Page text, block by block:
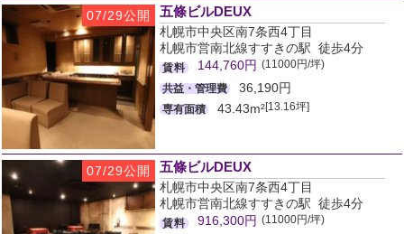
07/29公開 五條ビルDEUX
札幌市中央区南7条西4丁目
札幌市営南北線すすきの駅 徒歩4分
賃料 144,760円 (11000円/坪)
共益・管理費
36,190円
専有面積 43.43m²[13.16坪]
07/29公開 五條ビルDEUX
札幌市中央区南7条西4丁目
札幌市営南北線すすきの駅 徒歩4分
賃料 916,300円 (11000円/坪)